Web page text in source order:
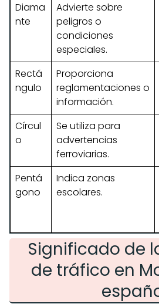
Diama
nte
Advierte sobre
peligros o
condiciones
especiales.
Rectá
ngulo
Proporciona
reglamentaciones o
información.
Círcul
o
Se utiliza para
advertencias
ferroviarias.
Pentá
gono
Indica zonas
escolares.
Significado de
de tráfico en